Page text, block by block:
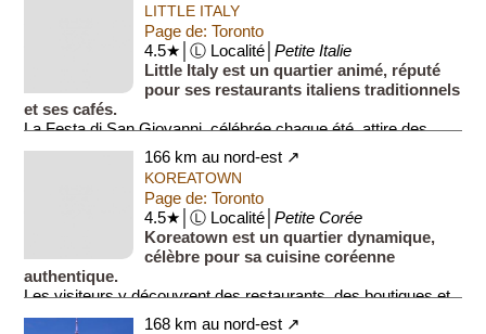
LITTLE ITALY
Page de: Toronto
4.5★│Ⓛ Localité│Petite Italie
Little Italy est un quartier animé, réputé
pour ses restaurants italiens traditionnels
et ses cafés.
La Festa di San Giovanni, célébrée chaque été, attire des
milliers de visiteurs et célèbre la...
166 km au nord-est ↗
KOREATOWN
Page de: Toronto
4.5★│Ⓛ Localité│Petite Corée
Koreatown est un quartier dynamique,
célèbre pour sa cuisine coréenne
authentique.
Les visiteurs y découvrent des restaurants, des boutiques et
des festivals culturels, notamment le festival de l...
168 km au nord-est ↗